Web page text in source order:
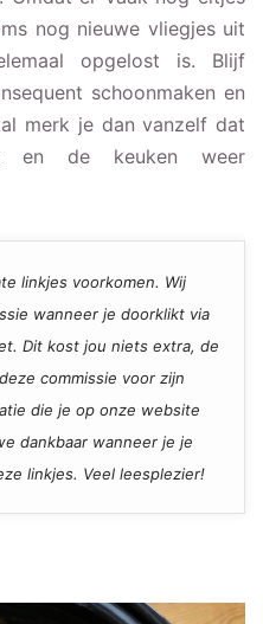
nog nieuwe vliegjes uit
opgelost is. Blijf
schoonmaken en
merk je dan vanzelf dat
en de keuken weer
linkjes voorkomen. Wij
wanneer je doorklikt via
Dit kost jou niets extra, de
commissie voor zijn
die je op onze website
dankbaar wanneer je je
linkjes. Veel leesplezier!